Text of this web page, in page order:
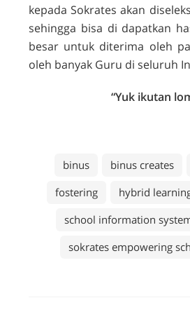
kepada Sokratesakan
sehingga bisa di dapatkan
besar untuk diterima oleh
oleh banyak Guru di seluruh
“Yuk ikutan
binus binus creates
fostering
hybrid
school information
sokrates empowering